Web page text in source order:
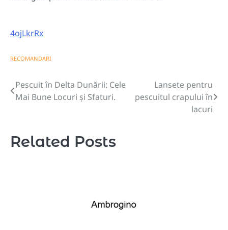
4ojLkrRx
RECOMANDARI
Navigare
în
Pescuit în Delta Dunării: Cele
Mai Bune Locuri și Sfaturi.
Lansete pentru
pescuitul crapului în
lacuri
Related Posts